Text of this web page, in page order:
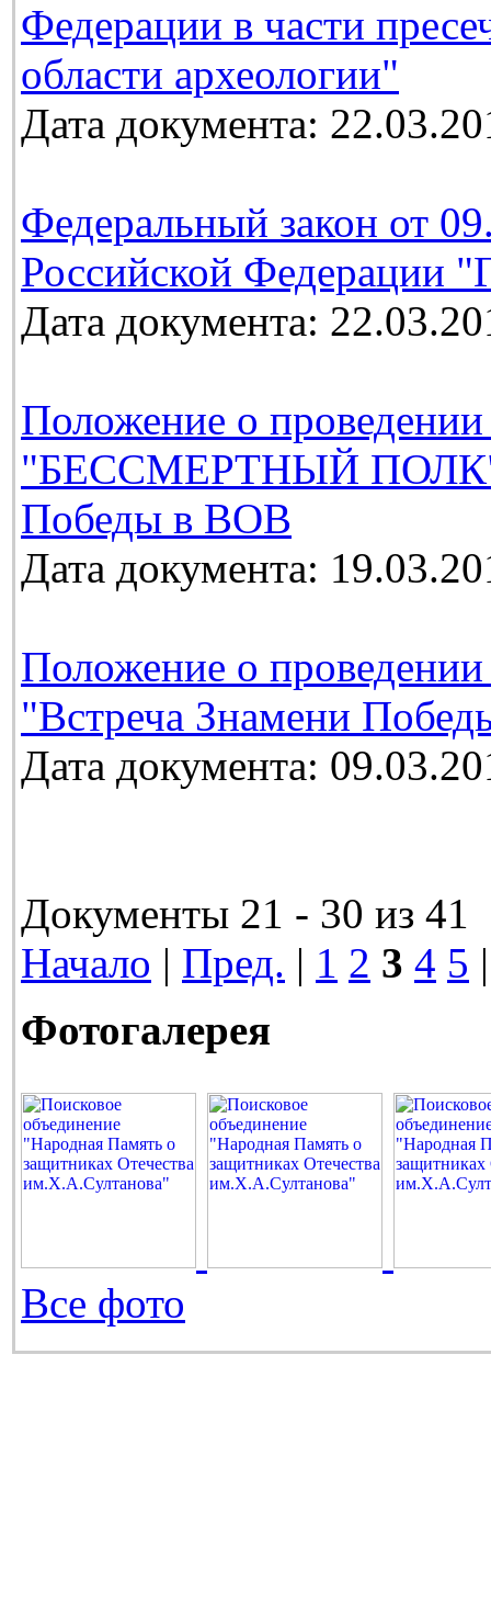
Федерации в части
области археологии"
Дата документа:
Федеральный закон от
Российской Федерации
Дата документа:
Положение о
"БЕССМЕРТНЫЙ ПОЛК",
Победы в ВОВ
Дата документа:
Положение о
"Встреча Знамени
Дата документа:
Документы 21 - 30 из 41
Начало | Пред. | 1 2 3 4 5
Фотогалерея
Все фото